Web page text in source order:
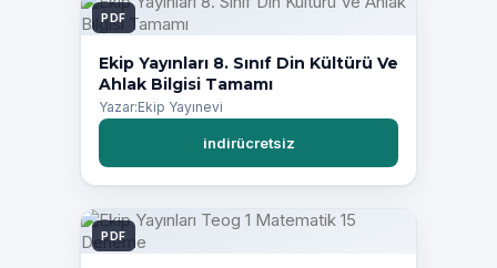
PDF
Ekip Yayınları 8. Sınıf Din Kültürü Ve
Ahlak Bilgisi Tamamı
Yazar:Ekip Yayınevi
indirücretsiz
PDF